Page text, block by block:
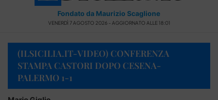
Fondato da Maurizio Scaglione
VENERDÌ 7 AGOSTO 2026 - AGGIORNATO ALLE 18:01
(ILSICILIA.IT-VIDEO) CONFERENZA
STAMPA CASTORI DOPO CESENA-
PALERMO 1-1